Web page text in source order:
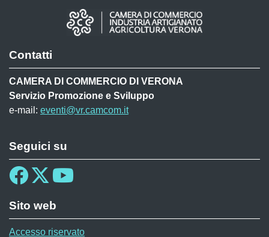
Contatti
CAMERA DI COMMERCIO DI VERONA
Servizio Promozione e Sviluppo
e-mail: eventi@vr.camcom.it
Seguici su
Sito web
Accesso riservato